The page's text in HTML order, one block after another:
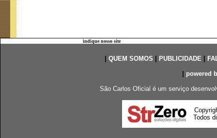
indique nosso site
QUEM SOMOS PUBLICIDADE|
powered
São Carlos Oficial é um serviço
Todos